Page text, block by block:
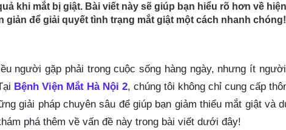
khi mắt bị giật. Bài viết này sẽ giúp bạn hiểu rõ hơn về hiện
để giải quyết tình trạng mắt giật một cách nhanh chóng!
người gặp phải trong cuộc sống hàng ngày, nhưng ít
Bệnh Viện Mắt Hà Nội 2, chúng tôi không chỉ cung cấp
giải pháp chuyên sâu để giúp bạn giảm thiểu mắt giật và
phá thêm về vấn đề này trong bài viết dưới đây!